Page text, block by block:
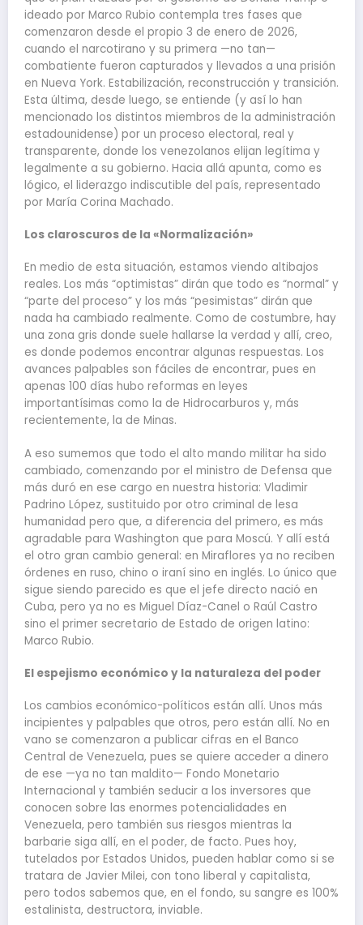
ideado por Marco Rubio contempla tres fases que
comenzaron desde el propio 3 de enero de 2026,
cuando el narcotirano y su primera —no tan—
combatiente fueron capturados y llevados a una prisión
en Nueva York. Estabilización, reconstrucción y transición.
Esta última, desde luego, se entiende (y así lo han
mencionado los distintos miembros de la administración
estadounidense) por un proceso electoral, real y
transparente, donde los venezolanos elijan legítima y
legalmente a su gobierno. Hacia allá apunta, como es
lógico, el liderazgo indiscutible del país, representado
por María Corina Machado.
Los claroscuros de la «Normalización»
En medio de esta situación, estamos viendo altibajos
reales. Los más “optimistas” dirán que todo es “normal” y
“parte del proceso” y los más “pesimistas” dirán que
nada ha cambiado realmente. Como de costumbre, hay
una zona gris donde suele hallarse la verdad y allí, creo,
es donde podemos encontrar algunas respuestas. Los
avances palpables son fáciles de encontrar, pues en
apenas 100 días hubo reformas en leyes
importantísimas como la de Hidrocarburos y, más
recientemente, la de Minas.
A eso sumemos que todo el alto mando militar ha sido
cambiado, comenzando por el ministro de Defensa que
más duró en ese cargo en nuestra historia: Vladimir
Padrino López, sustituido por otro criminal de lesa
humanidad pero que, a diferencia del primero, es más
agradable para Washington que para Moscú. Y allí está
el otro gran cambio general: en Miraflores ya no reciben
órdenes en ruso, chino o iraní sino en inglés. Lo único que
sigue siendo parecido es que el jefe directo nació en
Cuba, pero ya no es Miguel Díaz-Canel o Raúl Castro
sino el primer secretario de Estado de origen latino:
Marco Rubio.
El espejismo económico y la naturaleza del poder
Los cambios económico-políticos están allí. Unos más
incipientes y palpables que otros, pero están allí. No en
vano se comenzaron a publicar cifras en el Banco
Central de Venezuela, pues se quiere acceder a dinero
de ese —ya no tan maldito— Fondo Monetario
Internacional y también seducir a los inversores que
conocen sobre las enormes potencialidades en
Venezuela, pero también sus riesgos mientras la
barbarie siga allí, en el poder, de facto. Pues hoy,
tutelados por Estados Unidos, pueden hablar como si se
tratara de Javier Milei, con tono liberal y capitalista,
pero todos sabemos que, en el fondo, su sangre es 100%
estalinista, destructora, inviable.